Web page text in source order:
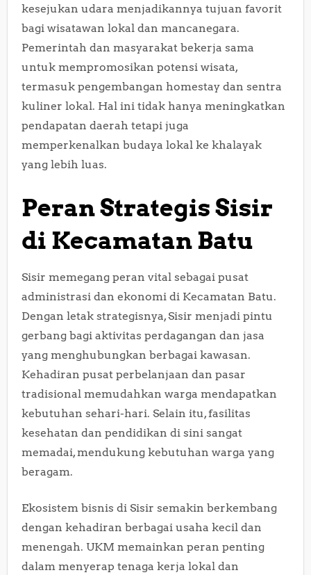
kesejukan udara menjadikannya tujuan favorit
bagi wisatawan lokal dan mancanegara.
Pemerintah dan masyarakat bekerja sama
untuk mempromosikan potensi wisata,
termasuk pengembangan homestay dan sentra
kuliner lokal. Hal ini tidak hanya meningkatkan
pendapatan daerah tetapi juga
memperkenalkan budaya lokal ke khalayak
yang lebih luas.
Peran Strategis Sisir
di Kecamatan Batu
Sisir memegang peran vital sebagai pusat
administrasi dan ekonomi di Kecamatan Batu.
Dengan letak strategisnya, Sisir menjadi pintu
gerbang bagi aktivitas perdagangan dan jasa
yang menghubungkan berbagai kawasan.
Kehadiran pusat perbelanjaan dan pasar
tradisional memudahkan warga mendapatkan
kebutuhan sehari-hari. Selain itu, fasilitas
kesehatan dan pendidikan di sini sangat
memadai, mendukung kebutuhan warga yang
beragam.
Ekosistem bisnis di Sisir semakin berkembang
dengan kehadiran berbagai usaha kecil dan
menengah. UKM memainkan peran penting
dalam menyerap tenaga kerja lokal dan